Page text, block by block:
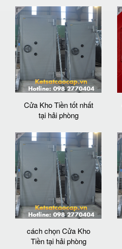
Cửa Kho Tiền tốt nhất
tại hải phòng
cách chọn Cửa Kho
Tiền tại hải phòng